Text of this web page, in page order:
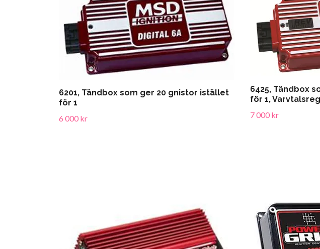
6201, Tändbox som ger 20 gnistor istället
för 1
6 000 kr
6425, Tändbox
för 1,
7 000 kr